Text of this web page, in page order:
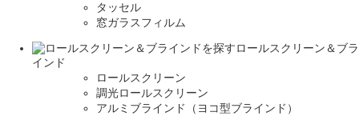
タッセル
窓ガラスフィルム
ロールスクリーン＆ブラ
インド
ロールスクリーン
調光ロールスクリーン
アルミブラインド（ヨコ型ブラインド）